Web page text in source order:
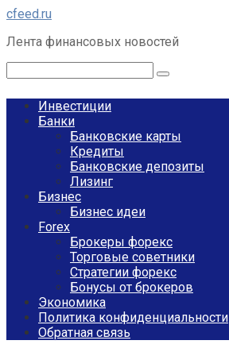
Перейти
контенту
cfeed.ru
Лента финансовых новостей
Инвестиции
Банки
Банковские карты
Кредиты
Банковские депозиты
Лизинг
Бизнес
Бизнес идеи
Forex
Брокеры форекс
Торговые советники
Стратегии форекс
Бонусы от брокеров
Экономика
Политика конфиденциальности
Обратная связь